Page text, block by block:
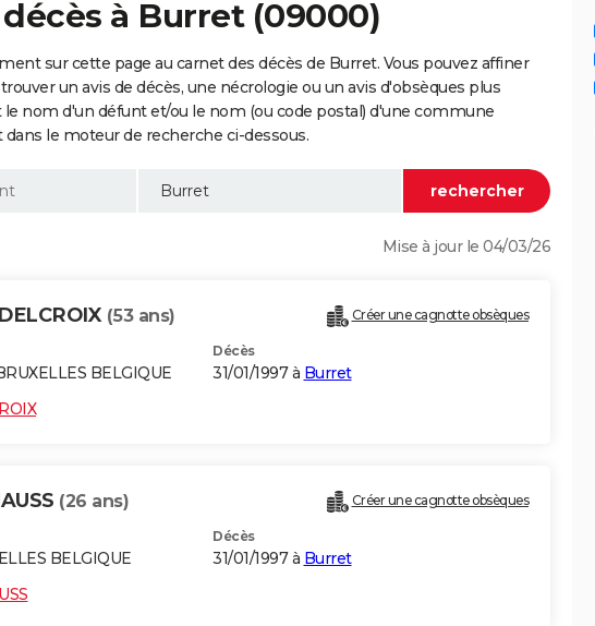
à Burret (09000)
sur cette page au carnet des décès de Burret. Vous pouvez affiner
un avis de décès, une nécrologie ou un avis d'obsèques plus
nom d'un défunt et/ou le nom (ou code postal) d'une commune
le moteur de recherche ci-dessous.
Mise à jour le 04/03/26
(53 ans) Créer une cagnotte obsèques
BELGIQUE
Décès
31/01/1997 à Burret
(26 ans) Créer une cagnotte obsèques
BELGIQUE
Décès
31/01/1997 à Burret